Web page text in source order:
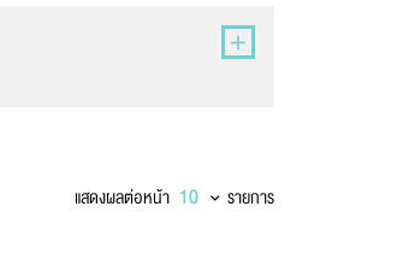
แสดงผลต่อหน้า รายการ